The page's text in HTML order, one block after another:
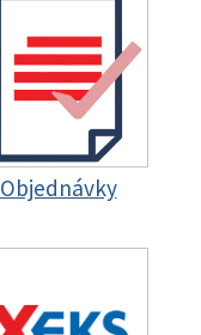
Objednávky